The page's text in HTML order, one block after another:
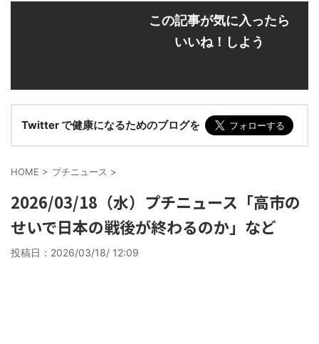
この記事が気に入ったら
いいね！しよう
Twitter で健康になるためのブログを
HOME > プチニュース >
2026/03/18（水）プチニュース「高市の
せいで日本の戦後が終わるのか」など
投稿日： 2026/03/18/ 12:09